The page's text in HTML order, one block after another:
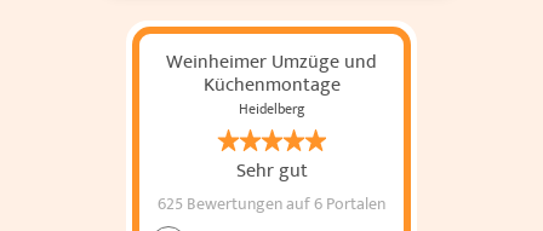
Weinheimer Umzüge und
Küchenmontage
Heidelberg
Sehr gut
625 Bewertungenauf 6 Portalen